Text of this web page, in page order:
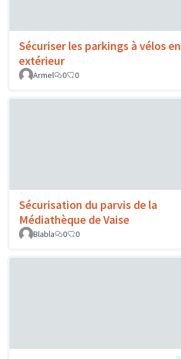
Sécuriser les parkings à vélos en
extérieur
Armel
0 0
Sécurisation du parvis de la
Médiathèque de Vaise
Blabla
0 0